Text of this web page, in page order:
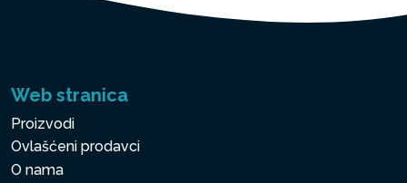
Web stranica
Proizvodi
Ovlašćeni prodavci
O nama